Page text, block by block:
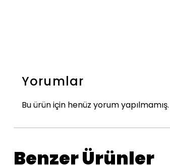
Yorumlar
Bu ürün için henüz yorum yapılmamış.
Benzer Ürünler